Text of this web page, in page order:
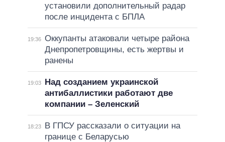
установили дополнительный радар
после инцидента с БПЛА
19:36 Оккупанты атаковали четыре района
Днепропетровщины, есть жертвы и
ранены
19:03
Над созданием украинской
антибаллистики работают две
компании – Зеленский
18:23
В ГПСУ рассказали о ситуации на
границе с Беларусью